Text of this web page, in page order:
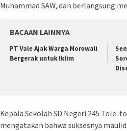
Muhammad SAW, dan berlangsung
BACAAN LAINNYA
PT Vale Ajak Warga Morowali
Bergerak untuk Iklim
Kepala Sekolah SD Negeri 245 Tole-
mengatakan bahwa suksesnya